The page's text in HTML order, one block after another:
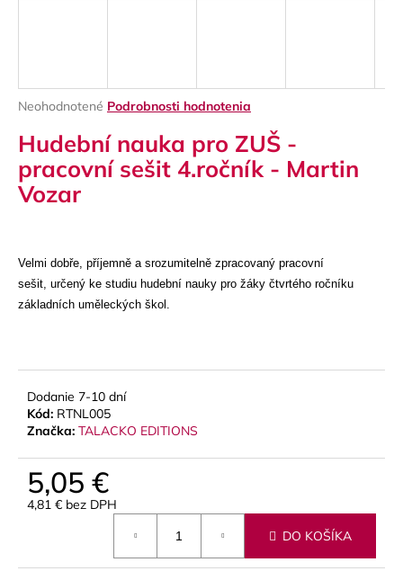
Priemerné
produktu
je
0,0
z
Neohodnotené Podrobnosti hodnotenia
Hudební nauka pro ZUŠ -
pracovní sešit 4.ročník - Martin
Vozar
Velmi dobře, příjemně a srozumitelně zpracovaný pracovní
sešit, určený ke studiu hudební nauky pro žáky čtvrtého ročníku
základních uměleckých škol.
Dodanie 7-10 dní
Kód: RTNL005
Značka: TALACKO EDITIONS
5,05 €
4,81 € bez DPH
DO KOŠÍKA
ť
?
O
d
ú
a
m
e
VANDOREN
ALT